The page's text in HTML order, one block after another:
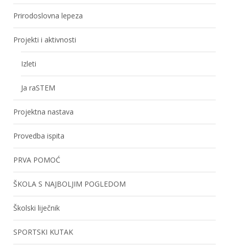
Prirodoslovna lepeza
Projekti i aktivnosti
Izleti
Ja raSTEM
Projektna nastava
Provedba ispita
PRVA POMOĆ
ŠKOLA S NAJBOLJIM POGLEDOM
Školski liječnik
SPORTSKI KUTAK